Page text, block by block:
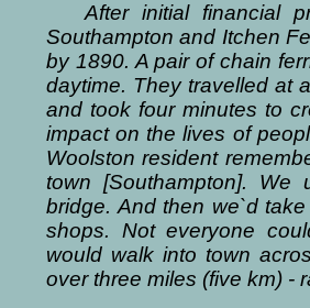
After initial financial
Southampton and Itchen
by 1890. A pair of chain
daytime. They travelled at
and took four minutes to
impact on the lives of
Woolston resident
town [Southampton].
bridge. And then we`d
shops. Not everyone
would walk into town
over three miles (five km) -